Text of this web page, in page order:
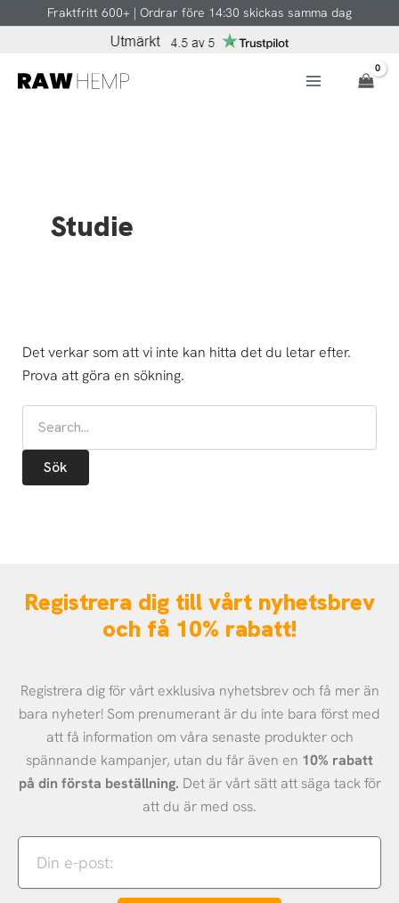
Fraktfritt 600+ | Ordrar före 14:30 skickas samma dag
Studie
Det verkar som att vi inte kan hitta det du letar efter.
Prova att göra en sökning.
efter:
Registrera dig till vårt nyhetsbrev
och få 10% rabatt!
Registrera dig för vårt exklusiva nyhetsbrev och få mer än
bara nyheter! Som prenumerant är du inte bara först med
att få information om våra senaste produkter och
spännande kampanjer, utan du får även en 10% rabatt
på din första beställning. Det är vårt sätt att säga tack för
att du är med oss.
Din